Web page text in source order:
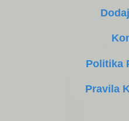
Politika
Pravila